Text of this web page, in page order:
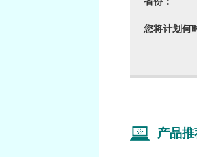
您将计划
产品推